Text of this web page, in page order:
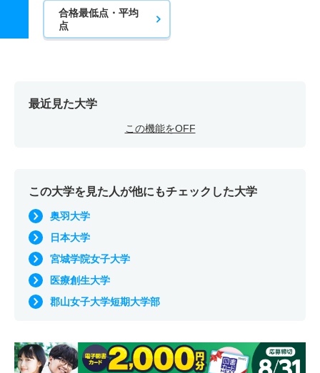
合格最低点・平均
点
最近見た大学
この機能をOFF
この大学を見た人が他にもチェックした大学
奥羽大学
日本大学
宮城学院女子大学
医療創生大学
郡山女子大学短期大学部